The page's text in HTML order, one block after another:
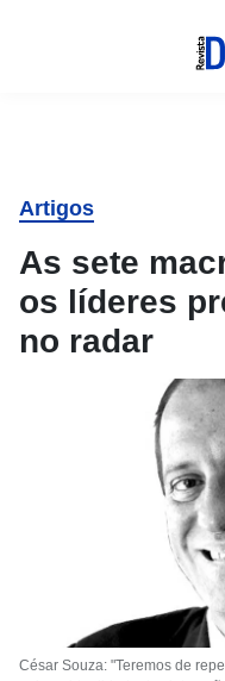
Artigos
As sete
os líderes
no radar
César Souza: "Teremos de